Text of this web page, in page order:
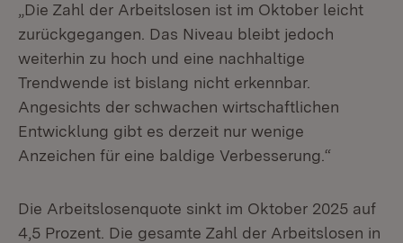
„Die Zahl der Arbeitslosen ist im Oktober leicht
zurückgegangen. Das Niveau bleibt jedoch
weiterhin zu hoch und eine nachhaltige
Trendwende ist bislang nicht erkennbar.
Angesichts der schwachen wirtschaftlichen
Entwicklung gibt es derzeit nur wenige
Anzeichen für eine baldige Verbesserung.“
Die Arbeitslosenquote sinkt im Oktober 2025 auf
4,5 Prozent. Die gesamte Zahl der Arbeitslosen in